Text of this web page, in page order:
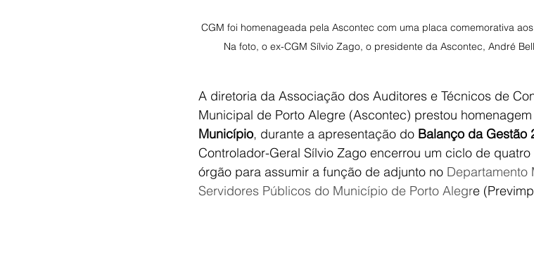
CGM foi homenageada pela Ascontec com uma placa comemorativa
Na foto, o ex-CGM Sílvio Zago, o presidente da Ascontec, André
A diretoria da Associação dos Auditores e Técnicos de
Municipal de Porto Alegre (Ascontec) prestou homenagem
Município, durante a apresentação do Balanço da Gestão
Controlador-Geral Sílvio Zago encerrou um ciclo de
órgão para assumir a função de adjunto no Departamento
Servidores Públicos do Município de Porto Alegre